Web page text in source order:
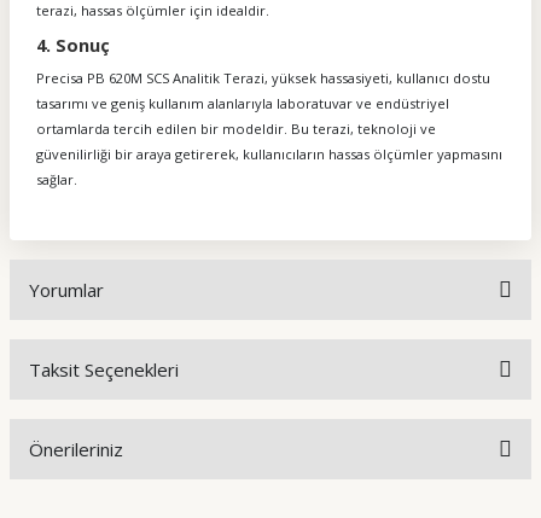
terazi, hassas ölçümler için idealdir.
4. Sonuç
Precisa PB 620M SCS Analitik Terazi, yüksek hassasiyeti, kullanıcı dostu
tasarımı ve geniş kullanım alanlarıyla laboratuvar ve endüstriyel
ortamlarda tercih edilen bir modeldir. Bu terazi, teknoloji ve
güvenilirliği bir araya getirerek, kullanıcıların hassas ölçümler yapmasını
sağlar.
Yorumlar
Taksit Seçenekleri
Önerileriniz